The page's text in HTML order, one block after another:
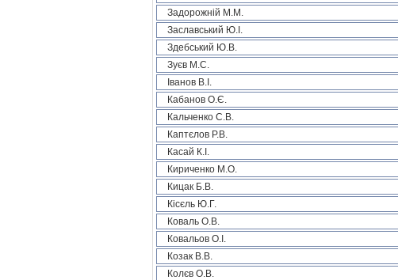
Задорожній М.М.
Заславський Ю.І.
Здебський Ю.В.
Зуєв М.С.
Іванов В.І.
Кабанов О.Є.
Кальченко С.В.
Каптєлов Р.В.
Касай К.І.
Кириченко М.О.
Кицак Б.В.
Кісєль Ю.Г.
Коваль О.В.
Ковальов О.І.
Козак В.В.
Колєв О.В.